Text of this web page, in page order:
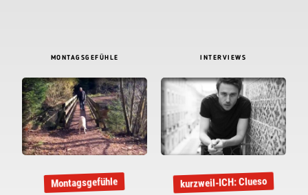
MONTAGSGEFÜHLE
Montagsgefühle
INTERVIEWS
kurzweil-ICH: Clueso